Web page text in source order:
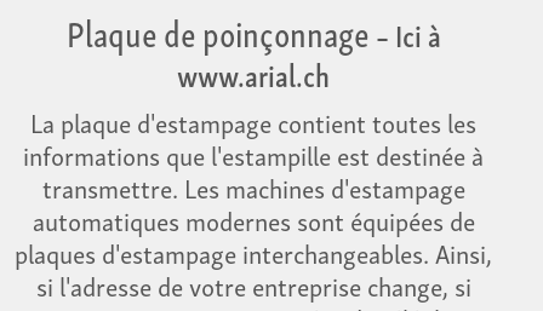
Plaque de poinçonnage– Ici à
www.arial.ch
La plaque d'estampage contient toutes les
informations que l'estampille est destinée à
transmettre. Les machines d'estampage
automatiques modernes sont équipées de
plaques d'estampage interchangeables. Ainsi,
si l'adresse de votre entreprise change, si